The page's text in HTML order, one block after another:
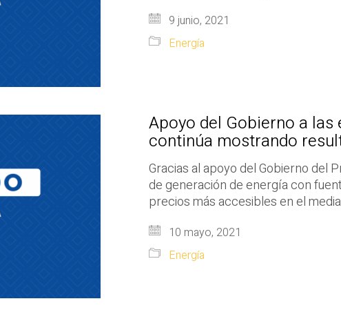
9 junio, 2021
Energía
Apoyo del Gobierno a
continúa mostrando
Gracias al apoyo del Gobierno del
de generación de energía con
precios más accesibles en el
10 mayo, 2021
Energía